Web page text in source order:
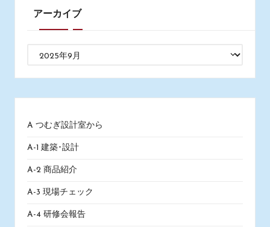
アーカイブ
カ
A つむぎ設計室から
A-1 建築･設計
A-2 商品紹介
A-3 現場チェック
A-4 研修会報告